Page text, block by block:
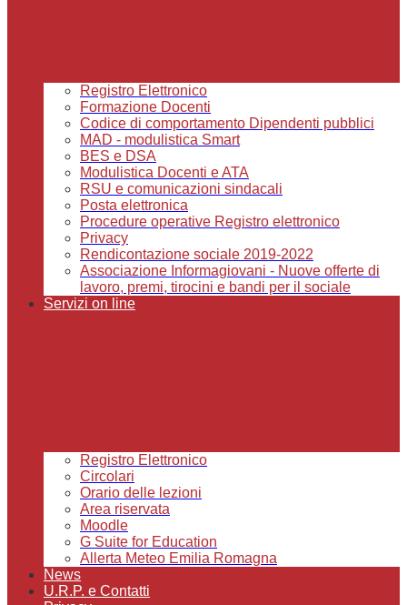
Registro Elettronico
Formazione Docenti
Codice di comportamento Dipendenti pubblici
MAD - modulistica Smart
BES e DSA
Modulistica Docenti e ATA
RSU e comunicazioni sindacali
Posta elettronica
Procedure operative Registro elettronico
Privacy
Rendicontazione sociale 2019-2022
Associazione Informagiovani - Nuove offerte di
lavoro, premi, tirocini e bandi per il sociale
Servizi on line
Registro Elettronico
Circolari
Orario delle lezioni
Area riservata
Moodle
G Suite for Education
Allerta Meteo Emilia Romagna
News
U.R.P. e Contatti